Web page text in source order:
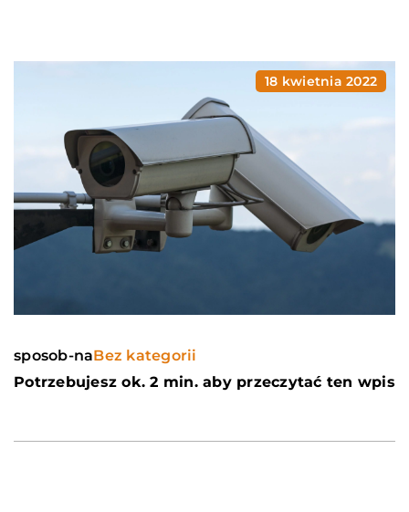
18 kwietnia 2022
sposob-naBez kategorii
Potrzebujesz ok. 2 min. aby przeczytać ten wpis